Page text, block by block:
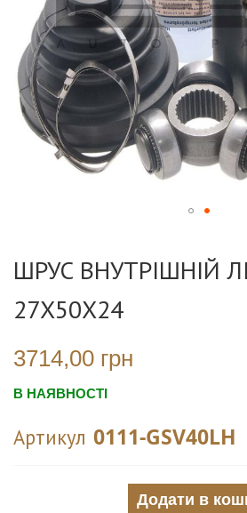
початку
зображень
ШРУС ВНУТРІШНІЙ
27X50X24
3714,00 грн
В НАЯВНОСТІ
Артикул 0111-GSV40LH
Додати в